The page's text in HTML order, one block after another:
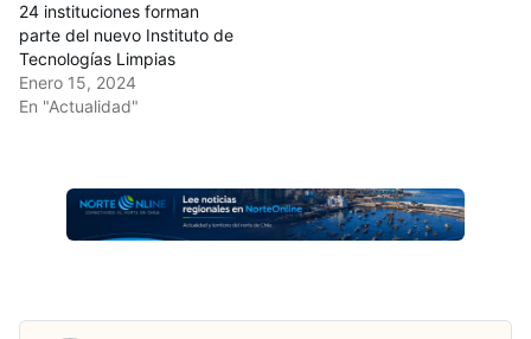
24 instituciones forman
parte del nuevo Instituto de
Tecnologías Limpias
Enero 15, 2024
En "Actualidad"